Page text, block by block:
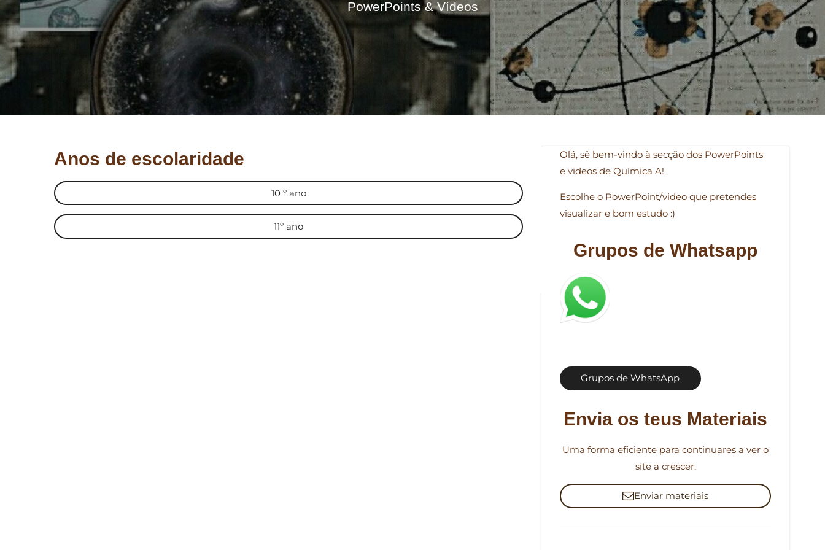
PowerPoints & Vídeos
Anos de escolaridade
10 º ano
11º ano
Olá, sê bem-vindo à secção dos PowerPoints
e videos de Química A!
Escolhe o PowerPoint/video que pretendes
visualizar e bom estudo :)
Grupos de Whatsapp
Grupos de WhatsApp
Envia os teus Materiais
Uma forma eficiente para continuares a ver o
site a crescer.
Enviar materiais